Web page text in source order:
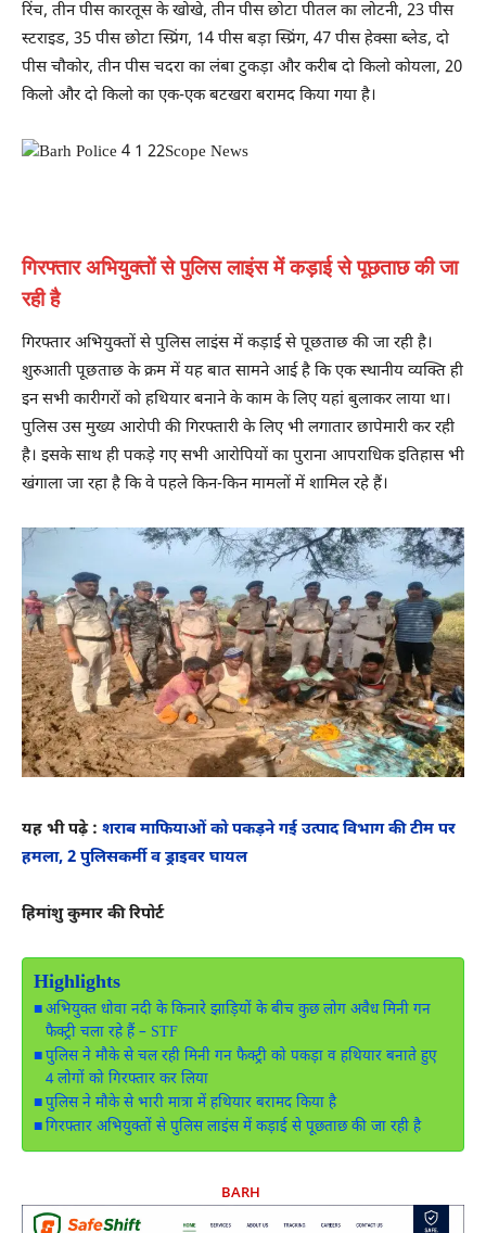
रिंच, तीन पीस कारतूस के खोखे, तीन पीस छोटा पीतल का लोटनी, 23 पीस
स्टराइड, 35 पीस छोटा स्प्रिंग, 14 पीस बड़ा स्प्रिंग, 47 पीस हेक्सा ब्लेड, दो
पीस चौकोर, तीन पीस चदरा का लंबा टुकड़ा और करीब दो किलो कोयला, 20
किलो और दो किलो का एक-एक बटखरा बरामद किया गया है।
गिरफ्तार अभियुक्तों से पुलिस लाइंस में कड़ाई से पूछताछ की जा
रही है
गिरफ्तार अभियुक्तों से पुलिस लाइंस में कड़ाई से पूछताछ की जा रही है।
शुरुआती पूछताछ के क्रम में यह बात सामने आई है कि एक स्थानीय व्यक्ति ही
इन सभी कारीगरों को हथियार बनाने के काम के लिए यहां बुलाकर लाया था।
पुलिस उस मुख्य आरोपी की गिरफ्तारी के लिए भी लगातार छापेमारी कर रही
है। इसके साथ ही पकड़े गए सभी आरोपियों का पुराना आपराधिक इतिहास भी
खंगाला जा रहा है कि वे पहले किन-किन मामलों में शामिल रहे हैं।
यह भी पढ़े : शराब माफियाओं को पकड़ने गई उत्पाद विभाग की टीम पर
हमला, 2 पुलिसकर्मी व ड्राइवर घायल
हिमांशु कुमार की रिपोर्ट
Highlights
अभियुक्त धोवा नदी के किनारे झाड़ियों के बीच कुछ लोग अवैध मिनी गन
फैक्ट्री चला रहे हैं – STF
पुलिस ने मौके से चल रही मिनी गन फैक्ट्री को पकड़ा व हथियार बनाते हुए
4 लोगों को गिरफ्तार कर लिया
पुलिस ने मौके से भारी मात्रा में हथियार बरामद किया है
गिरफ्तार अभियुक्तों से पुलिस लाइंस में कड़ाई से पूछताछ की जा रही है
BARH